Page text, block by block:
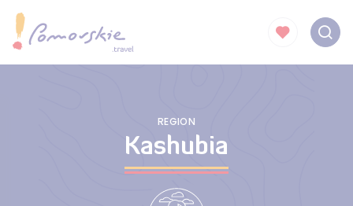
REGION
Kashubia